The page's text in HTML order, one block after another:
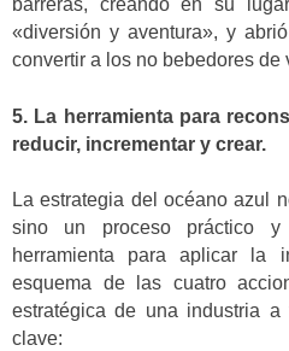
barreras, creando en su
«diversión y aventura», y
convertir a los no bebedores de
5. La herramienta para
reducir, incrementar y crear.
La estrategia del océano azul
sino un proceso práctico y
herramienta para aplicar la
esquema de las cuatro
estratégica de una industria a
clave: